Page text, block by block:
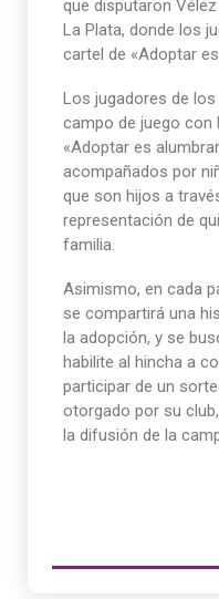
que disputaron
La Plata, donde los
cartel de «Adoptar
Los jugadores de
campo de juego con
«Adoptar es
acompañados por
que son hijos a
representación de
familia.
Asimismo, en cada
se compartirá una
la adopción, y se
habilite al hincha a
participar de un
otorgado por su
la difusión de la